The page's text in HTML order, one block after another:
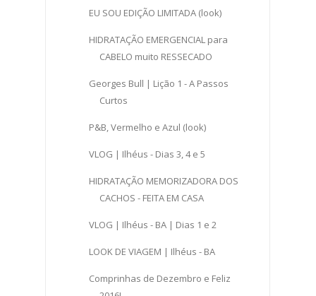
EU SOU EDIÇÃO LIMITADA (look)
HIDRATAÇÃO EMERGENCIAL para
CABELO muito RESSECADO
Georges Bull | Lição 1 - A Passos
Curtos
P&B, Vermelho e Azul (look)
VLOG | Ilhéus - Dias 3, 4 e 5
HIDRATAÇÃO MEMORIZADORA DOS
CACHOS - FEITA EM CASA
VLOG | Ilhéus - BA | Dias 1 e 2
LOOK DE VIAGEM | Ilhéus - BA
Comprinhas de Dezembro e Feliz